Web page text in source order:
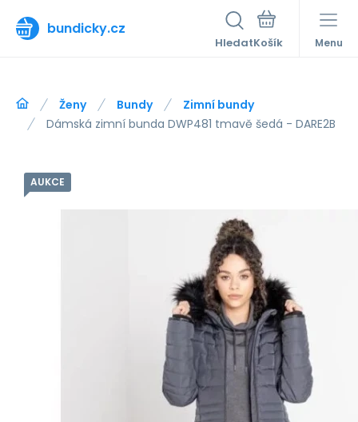
bundicky.cz
Hledat Menu
Ženy Bundy
Zimní bundy
Dámská zimní bunda DWP481 tmavě šedá - DARE2B
AUKCE